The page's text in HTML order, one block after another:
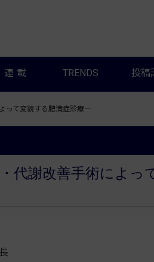
連載 TRENDS 投稿
って変貌する肥満症診療―
代謝改善手術によっ